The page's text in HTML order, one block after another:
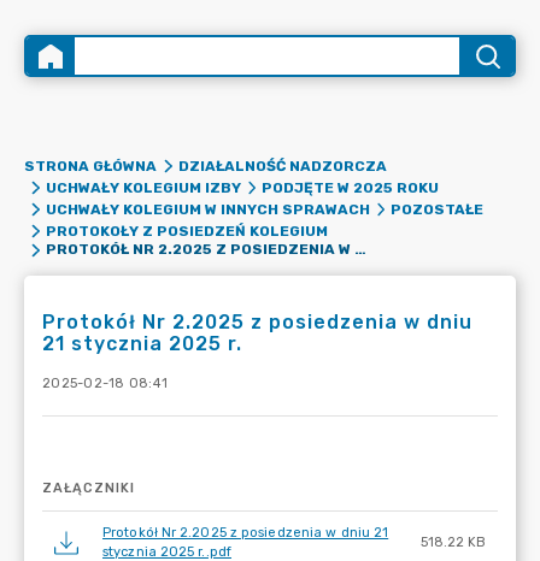
STRONA GŁÓWNA
DZIAŁALNOŚĆ NADZORCZA
UCHWAŁY KOLEGIUM IZBY
PODJĘTE W 2025 ROKU
UCHWAŁY KOLEGIUM W INNYCH SPRAWACH
POZOSTAŁE
PROTOKOŁY Z POSIEDZEŃ KOLEGIUM
PROTOKÓŁ NR 2.2025 Z POSIEDZENIA W DNIU 21 STYCZNIA 2025 R.
Protokół Nr 2.2025 z posiedzenia w dniu
21 stycznia 2025 r.
2025-02-18 08:41
ZAŁĄCZNIKI
Protokół Nr 2.2025 z posiedzenia w dniu 21
stycznia 2025 r..pdf
518.22 KB